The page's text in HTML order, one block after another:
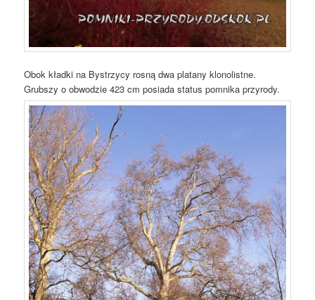
Obok kładki na Bystrzycy rosną dwa platany klonolistne.
Grubszy o obwodzie 423 cm posiada status pomnika przyrody.